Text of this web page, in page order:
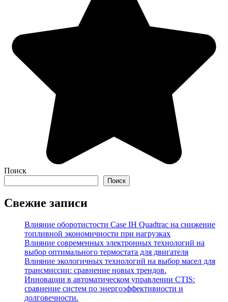
Поиск
Поиск
Свежие записи
Влияние оборотистости Case IH Quadtrac на снижение
топливной экономичности при нагрузках
Влияние современных электронных технологий на
выбор оптимального термостата для двигателя
Влияние экологичных технологий на выбор масел для
трансмиссии: сравнение новых трендов.
Инновации в автоматическом управлении CTIS:
сравнение систем по энергоэффективности и
долговечности.